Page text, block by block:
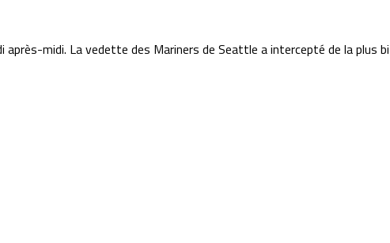
midi. La vedette des Mariners de Seattle a intercepté de la plus